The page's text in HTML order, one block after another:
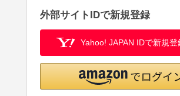
外部サイトIDで新規登録
Yahoo! JAPAN IDで新規登